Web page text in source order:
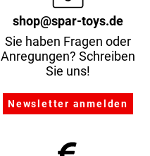
shop@spar-toys.de
Sie haben Fragen oder
Anregungen? Schreiben
Sie uns!